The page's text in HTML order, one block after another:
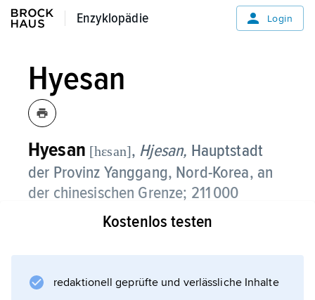
Enzyklopädie
Enzyklopädie Login
Hyesan
Hyesan [hεsan], Hjesan, Hauptstadt
der Provinz Yanggang, Nord-Korea, an
der chinesischen Grenze; 211 000
Papierindustrie; Eisenbahnendpunkt.
Kostenlos testen
redaktionell geprüfte und verlässliche Inhalte